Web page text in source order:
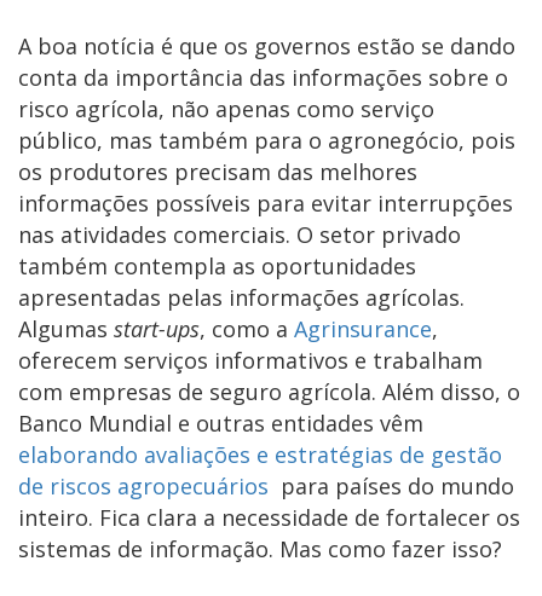
A boa notícia é que os governos estão se dando
conta da importância das informações sobre o
risco agrícola, não apenas como serviço
público, mas também para o agronegócio, pois
os produtores precisam das melhores
informações possíveis para evitar interrupções
nas atividades comerciais. O setor privado
também contempla as oportunidades
apresentadas pelas informações agrícolas.
Algumas start-ups, como a Agrinsurance,
oferecem serviços informativos e trabalham
com empresas de seguro agrícola. Além disso, o
Banco Mundial e outras entidades vêm
elaborando avaliações e estratégias de gestão
de riscos agropecuários para países do mundo
inteiro. Fica clara a necessidade de fortalecer os
sistemas de informação. Mas como fazer isso?